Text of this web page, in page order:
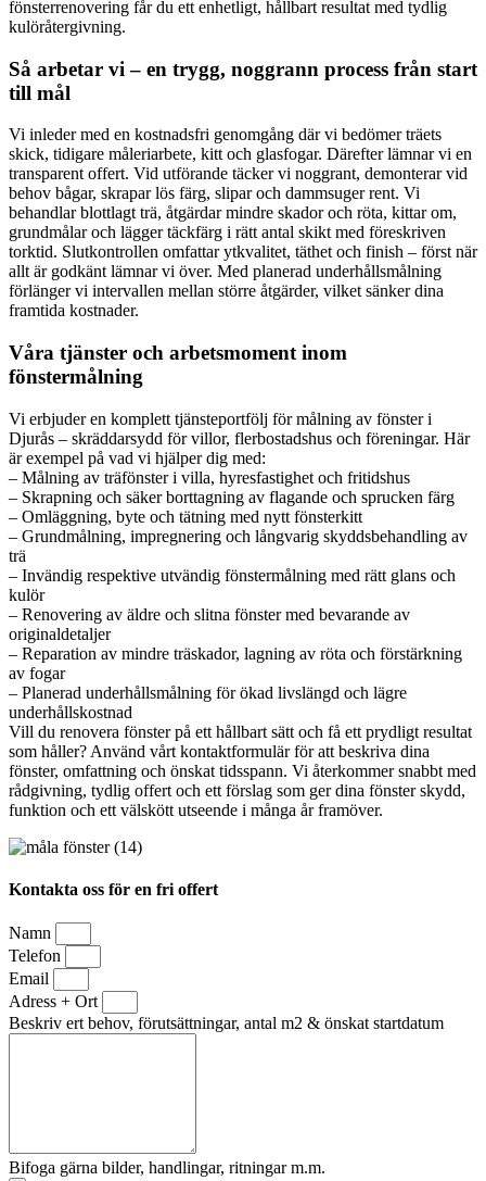
fönsterrenovering får du ett enhetligt, hållbart resultat med tydlig
kulöråtergivning.
Så arbetar vi – en trygg, noggrann process från start
till mål
Vi inleder med en kostnadsfri genomgång där vi bedömer träets
skick, tidigare måleriarbete, kitt och glasfogar. Därefter lämnar vi en
transparent offert. Vid utförande täcker vi noggrant, demonterar vid
behov bågar, skrapar lös färg, slipar och dammsuger rent. Vi
behandlar blottlagt trä, åtgärdar mindre skador och röta, kittar om,
grundmålar och lägger täckfärg i rätt antal skikt med föreskriven
torktid. Slutkontrollen omfattar ytkvalitet, täthet och finish – först när
allt är godkänt lämnar vi över. Med planerad underhållsmålning
förlänger vi intervallen mellan större åtgärder, vilket sänker dina
framtida kostnader.
Våra tjänster och arbetsmoment inom
fönstermålning
Vi erbjuder en komplett tjänsteportfölj för målning av fönster i
Djurås – skräddarsydd för villor, flerbostadshus och föreningar. Här
är exempel på vad vi hjälper dig med:
– Målning av träfönster i villa, hyresfastighet och fritidshus
– Skrapning och säker borttagning av flagande och sprucken färg
– Omläggning, byte och tätning med nytt fönsterkitt
– Grundmålning, impregnering och långvarig skyddsbehandling av
trä
– Invändig respektive utvändig fönstermålning med rätt glans och
kulör
– Renovering av äldre och slitna fönster med bevarande av
originaldetaljer
– Reparation av mindre träskador, lagning av röta och förstärkning
av fogar
– Planerad underhållsmålning för ökad livslängd och lägre
underhållskostnad
Vill du renovera fönster på ett hållbart sätt och få ett prydligt resultat
som håller? Använd vårt kontaktformulär för att beskriva dina
fönster, omfattning och önskat tidsspann. Vi återkommer snabbt med
rådgivning, tydlig offert och ett förslag som ger dina fönster skydd,
funktion och ett välskött utseende i många år framöver.
Kontakta oss för en fri offert
Namn
Telefon
Email
Adress + Ort
Beskriv ert behov, förutsättningar, antal m2 & önskat startdatum
Bifoga gärna bilder, handlingar, ritningar m.m.